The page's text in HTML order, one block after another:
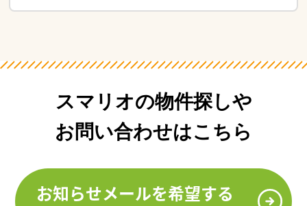
スマリオの物件探しや
お問い合わせはこちら
お知らせメールを希望する